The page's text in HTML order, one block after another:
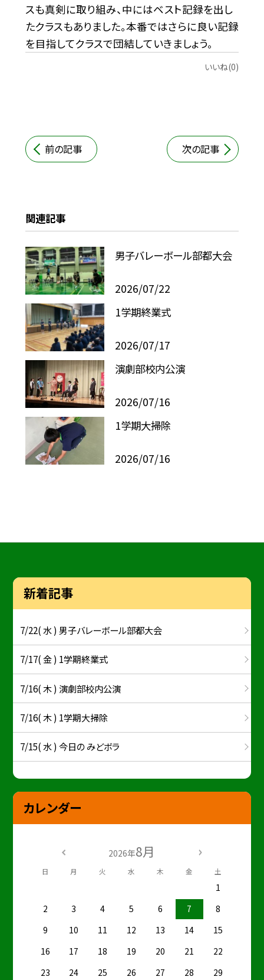
スも真剣に取り組み、中にはベスト記録を出し
たクラスもありました。本番ではさらに良い記録
を目指してクラスで団結していきましょう。
いいね(0)
前の記事 次の記事
関連記事
男子バレーボール部都大会
2026/07/22
1学期終業式
2026/07/17
演劇部校内公演
2026/07/16
1学期大掃除
2026/07/16
新着記事
7/22( 水 ) 男子バレーボール部都大会
7/17( 金 ) 1学期終業式
7/16( 木 ) 演劇部校内公演
7/16( 木 ) 1学期大掃除
7/15( 水 ) 今日の みどボラ
カレンダー
2026年8月
日 月 火 水 木 金 土
1
2
3 4 5 6 7
8
9
10 11 12 13 14
15
16
17 18 19 20 21
22
23
24 25 26 27 28
29